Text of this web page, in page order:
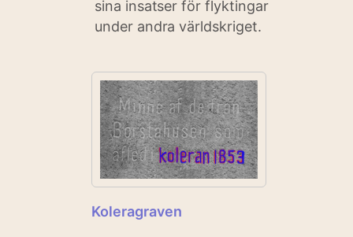
sina insatser för flyktingar
under andra världskriget.
Koleragraven